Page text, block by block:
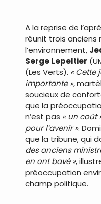
A la reprise de
réunit trois anciens
l’environnement,
Serge Lepeltier
(Les Verts). « Cette
importante »,
soucieux de
que la
n’est pas « un coût
pour l’avenir ».
que la tribune, qui
des anciens
en ont bavé »,
préoccupation
champ politique.